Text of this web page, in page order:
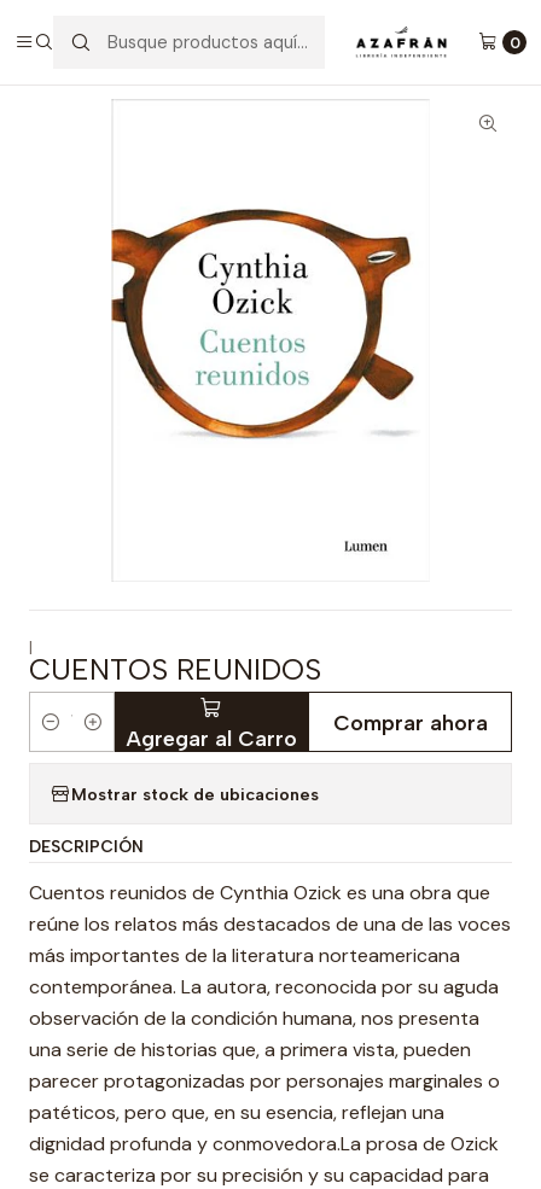
0
Cuentos Reunidos
|
CUENTOS REUNIDOS
Cantidad Agregar al Carro
Comprar ahora
Mostrar stock de ubicaciones
DESCRIPCIÓN
Cuentos reunidos de Cynthia Ozick es una obra que
reúne los relatos más destacados de una de las voces
más importantes de la literatura norteamericana
contemporánea. La autora, reconocida por su aguda
observación de la condición humana, nos presenta
una serie de historias que, a primera vista, pueden
parecer protagonizadas por personajes marginales o
patéticos, pero que, en su esencia, reflejan una
dignidad profunda y conmovedora.La prosa de Ozick
se caracteriza por su precisión y su capacidad para